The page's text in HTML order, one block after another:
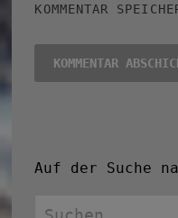
KOMMENTAR
Auf der Suche
Suchen